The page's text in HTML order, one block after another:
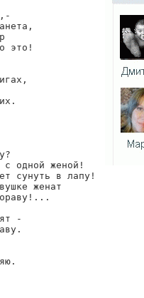
это!
с одной женой!
сунуть в лапу!
женат
-